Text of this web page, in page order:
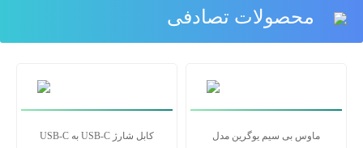
محصولات تصادفی
ماوس بی سیم یوگرین مدل
ماوس بی سیم لاجیتک مدل M170